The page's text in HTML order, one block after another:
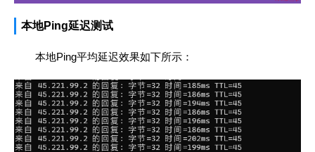
本地Ping延迟测试
本地Ping平均延迟效果如下所示：